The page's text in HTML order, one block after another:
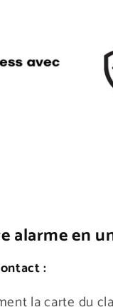
alarme en
:
la carte du